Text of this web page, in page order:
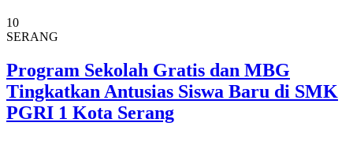
10
SERANG
Program Sekolah Gratis dan MBG
Tingkatkan Antusias Siswa Baru di SMK
PGRI 1 Kota Serang